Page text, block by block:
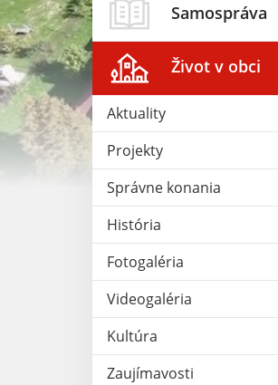
Samospráva
Život v obci
Aktuality
Projekty
Správne konania
História
Fotogaléria
Videogaléria
Kultúra
Zaujímavosti